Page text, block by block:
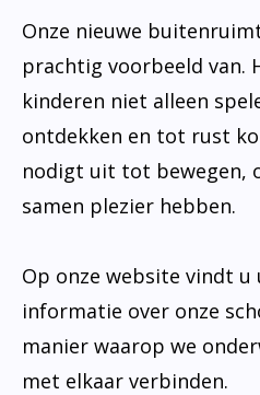
Onze nieuwe
prachtig voorbeeld van.
kinderen niet alleen
ontdekken en tot rust
nodigt uit tot bewegen,
samen plezier hebben.
Op onze website vindt
informatie over onze
manier waarop we
met elkaar verbinden.